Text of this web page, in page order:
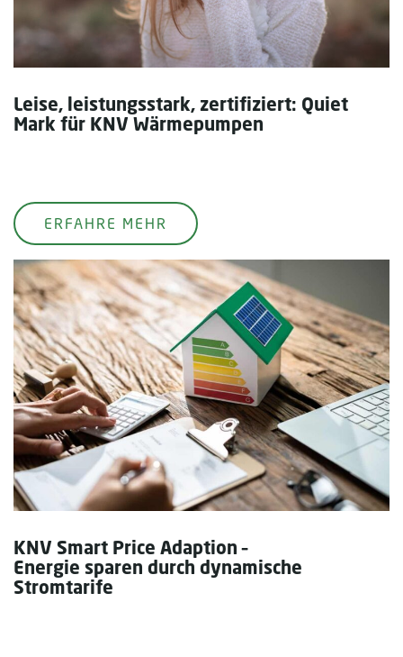
Leise, leistungsstark, zertifiziert: Quiet
Mark für KNV Wärmepumpen
ERFAHRE MEHR
KNV Smart Price Adaption –
Energie sparen durch dynamische
Stromtarife